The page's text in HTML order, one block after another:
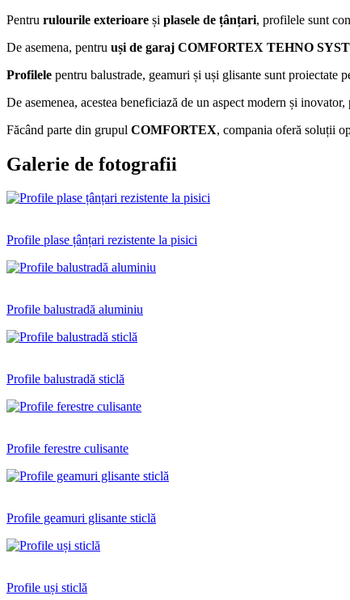
Pentru rulourile exterioare și plasele de țânțari, profilele sunt
De asemena, pentru uși de garaj COMFORTEX TEHNO
Profilele pentru balustrade, geamuri și uși glisante sunt
De asemenea, acestea beneficiază de un aspect modern și
Făcând parte din grupul COMFORTEX, compania oferă soluții
Galerie de fotografii
Profile plase țânțari rezistente la pisici
Profile balustradă aluminiu
Profile balustradă sticlă
Profile ferestre culisante
Profile geamuri glisante sticlă
Profile uși sticlă